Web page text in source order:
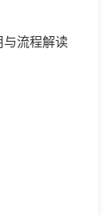
与流程解读